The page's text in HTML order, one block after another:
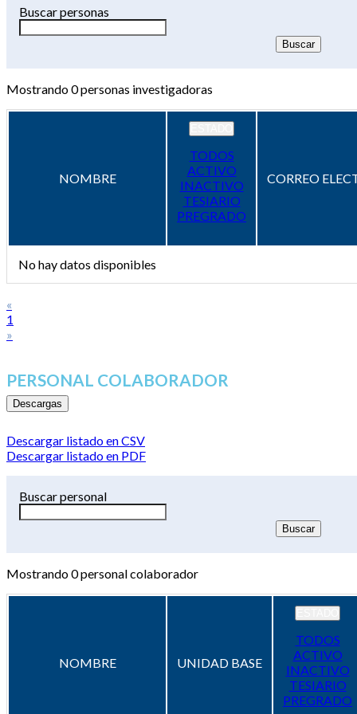
Buscar personas
Mostrando0personas investigadoras
NOMBRE
TODOS
ACTIVO
INACTIVO
TESIARIO
PREGRADO
CORREO
No hay datos disponibles
«
1
»
PERSONAL COLABORADOR
Descargas
Descargar listado en CSV
Descargar listado en PDF
Buscar personal
Mostrando0personal colaborador
NOMBRE UNIDAD BASE
TODOS
ACTIVO
INACTIVO
TESIARIO
PREGRADO